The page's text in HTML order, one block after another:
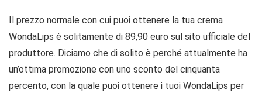
Il prezzo normale con cui puoi ottenere la tua crema
WondaLips è solitamente di 89,90 euro sul sito ufficiale del
produttore. Diciamo che di solito è perché attualmente ha
un’ottima promozione con uno sconto del cinquanta
percento, con la quale puoi ottenere i tuoi WondaLips per